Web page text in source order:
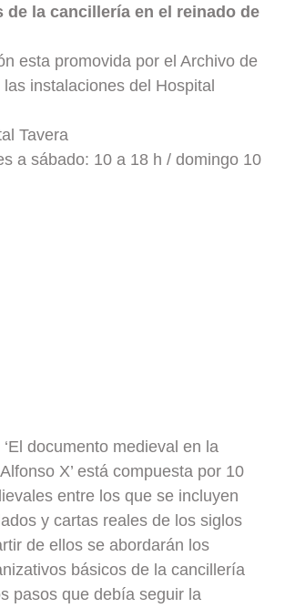
de la cancillería en el reinado de
esta promovida por el Archivo de
instalaciones del Hospital
Tavera
a sábado: 10 a 18 h / domingo 10
documento medieval en la
X’ está compuesta por 10
entre los que se incluyen
y cartas reales de los siglos
de ellos se abordarán los
básicos de la cancillería
pasos que debía seguir la